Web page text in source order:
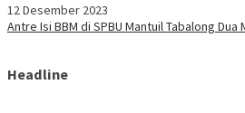
12 Desember 2023
Antre Isi BBM di SPBU Mantuil Tabalong
Headline